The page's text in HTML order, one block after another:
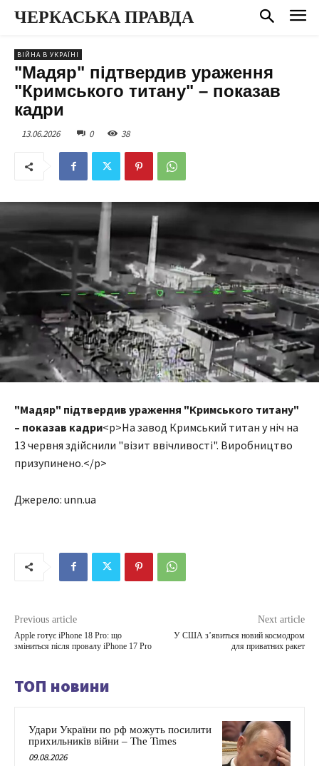
ЧЕРКАСЬКА ПРАВДА
ВІЙНА В УКРАЇНІ
"Мадяр" підтвердив ураження
"Кримського титану" – показав
кадри
13.06.2026 0 38
"Мадяр" підтвердив ураження "Кримського титану"
– показав кадри<p>На завод Кримський титан у ніч на
13 червня здійснили "візит ввічливості". Виробництво
призупинено.</p>
Джерело: unn.ua
Previous article
Apple готує iPhone 18 Pro: що
зміниться після провалу iPhone 17 Pro
Next article
У США з’явиться новий космодром
для приватних ракет
ТОП новини
Удари України по рф можуть посилити
прихильників війни – The Times
09.08.2026